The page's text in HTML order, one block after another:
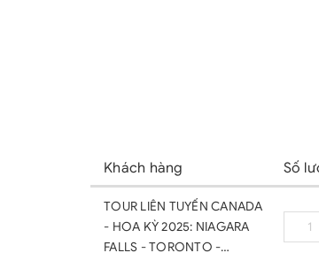
Khách hàng Số
TOUR LIÊN TUYẾN CANADA
- HOA KỲ 2025: NIAGARA
FALLS - TORONTO -